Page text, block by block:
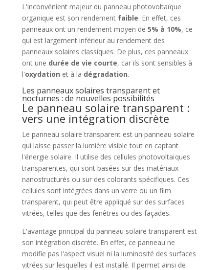
L'inconvénient majeur du panneau photovoltaïque
organique est son rendement faible. En effet, ces
panneaux ont un rendement moyen de 5% à 10%, ce
qui est largement inférieur au rendement des
panneaux solaires classiques. De plus, ces panneaux
ont une durée de vie courte, car ils sont sensibles à
l'oxydation et à la dégradation.
Les panneaux solaires transparent et
nocturnes : de nouvelles possibilités
Le panneau solaire transparent :
vers une intégration discrète
Le panneau solaire transparent est un panneau solaire
qui laisse passer la lumière visible tout en captant
l'énergie solaire. Il utilise des cellules photovoltaïques
transparentes, qui sont basées sur des matériaux
nanostructurés ou sur des colorants spécifiques. Ces
cellules sont intégrées dans un verre ou un film
transparent, qui peut être appliqué sur des surfaces
vitrées, telles que des fenêtres ou des façades.
L'avantage principal du panneau solaire transparent est
son intégration discrète. En effet, ce panneau ne
modifie pas l'aspect visuel ni la luminosité des surfaces
vitrées sur lesquelles il est installé. Il permet ainsi de